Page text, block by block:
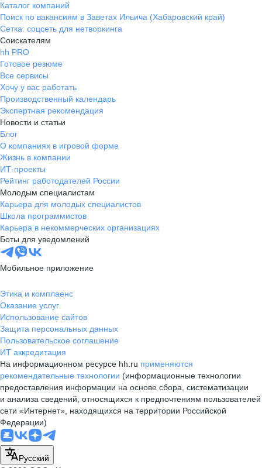
Каталог компаний
Поиск по вакансиям в Заветах Ильича (Хабаровский край)
Сетка: соцсеть для нетворкинга
Соискателям
hh PRO
Готовое резюме
Все сервисы
Хочу у вас работать
Производственный календарь
Экспертная рекомендация
Новости и статьи
Блог
О компаниях в игровой форме
Жизнь в компании
ИТ-проекты
Рейтинг работодателей России
Молодым специалистам
Карьера для молодых специалистов
Школа программистов
Карьера в некоммерческих организациях
Боты для уведомлений
Мобильное приложение
Этика и комплаенс
Оказание услуг
Использование сайтов
Защита персональных данных
Пользовательское соглашение
ИТ аккредитация
На информационном ресурсе hh.ru применяются
рекомендательные технологии (информационные технологии
предоставления информации на основе сбора, систематизации
и анализа сведений, относящихся к предпочтениям пользователей
сети «Интернет», находящихся на территории Российской
Федерации)
Русский